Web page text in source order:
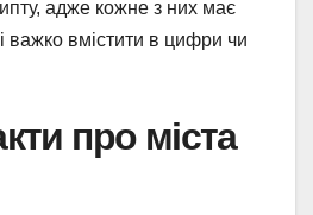
адже кожне з них має
важко вмістити в цифри чи
про міста